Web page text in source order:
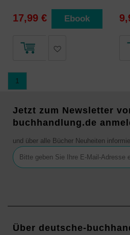
17,99 € Ebook
1
Jetzt zum Newsletter
buchhandlung.de
und über alle Bücher Neuheiten
Über deutsche-